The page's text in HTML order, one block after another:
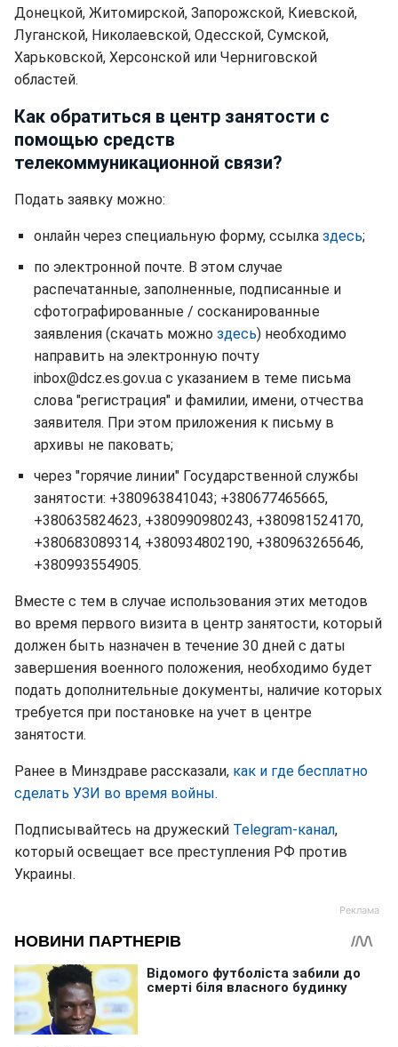
Донецкой, Житомирской, Запорожской, Киевской,
Луганской, Николаевской, Одесской, Сумской,
Харьковской, Херсонской или Черниговской
областей.
Как обратиться в центр занятости с
помощью средств
телекоммуникационной связи?
Подать заявку можно:
онлайн через специальную форму, ссылка здесь;
по электронной почте. В этом случае
распечатанные, заполненные, подписанные и
сфотографированные / сосканированные
заявления (скачать можно здесь) необходимо
направить на электронную почту
inbox@dcz.es.gov.ua с указанием в теме письма
слова "регистрация" и фамилии, имени, отчества
заявителя. При этом приложения к письму в
архивы не паковать;
через "горячие линии" Государственной службы
занятости: +380963841043; +380677465665,
+380635824623, +380990980243, +380981524170,
+380683089314, +380934802190, +380963265646,
+380993554905.
Вместе с тем в случае использования этих методов
во время первого визита в центр занятости, который
должен быть назначен в течение 30 дней с даты
завершения военного положения, необходимо будет
подать дополнительные документы, наличие которых
требуется при постановке на учет в центре
занятости.
Ранее в Минздраве рассказали, как и где бесплатно
сделать УЗИ во время войны.
Подписывайтесь на дружеский Telegram-канал,
который освещает все преступления РФ против
Украины.